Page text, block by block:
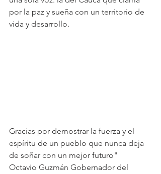
por la paz y sueña con un territorio de
vida y desarrollo.
Gracias por demostrar la fuerza y el
espíritu de un pueblo que nunca deja
de soñar con un mejor futuro"
Octavio Guzmán Gobernador del